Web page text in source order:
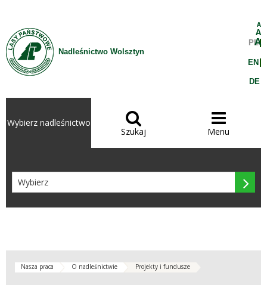
Nadleśnictwo Wolsztyn
A
A
A
PL
EN
DE
Wybierz nadleśnictwo 
Szukaj

Menu

Nasza praca O nadleśnictwie Projekty i fundusze